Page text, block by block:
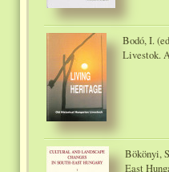
Bodó, I.
Livestok.
Bökönyi,
East